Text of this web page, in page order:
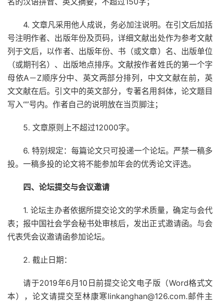
4. 文章凡采用他人成说，务必加注说明。在引文后加括
号注明作者、出版年份及页码，详细文献出处作为参考文献
列于文后，以作者、出版年份、书（或文章）名、出版单位
（或期刊名）、出版地点排序。文献按作者姓氏的第一个字
母依A－Z顺序分中、英文两部分排列，中文文献在前，英
文文献在后。引文中的英文部分，专著名用斜体，论文题目
写入“”号内。作者自己的说明放在当页脚注；
5. 文章原则上不超过12000字。
6. 特别规定：每篇论文只可投递一个论坛。严禁一稿多
投。一稿多投的论文将不能参加年会的优秀论文评选。
四、论坛提交与会议邀请
1. 论坛主办者依据所提交论文的学术质量，确定与会代
表；报中国社会学会秘书处审核后，发出正式邀请函。与会
代表凭会议邀请函参加论坛。
2. 截止日期：
请于2019年6月10日前提交论文电子版（Word格式文
本），论文请提交至林康寒linkanghan@126.com.邮件主